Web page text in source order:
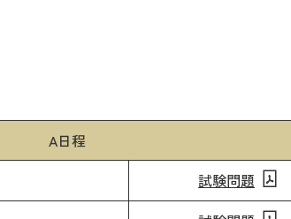
A日程
試験問題